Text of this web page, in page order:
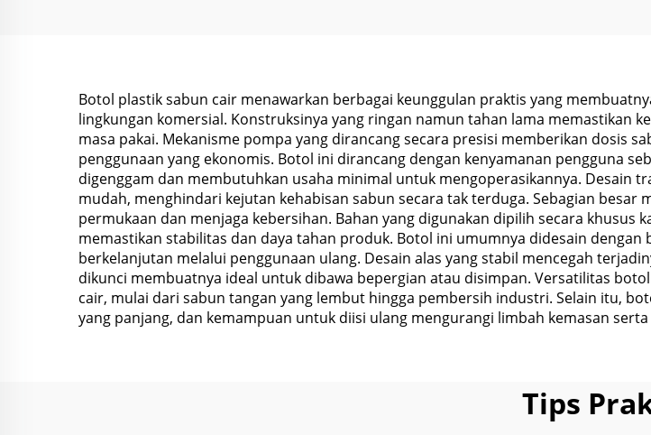
Botol plastik sabun cair menawarkan berbagai keunggulan praktis yang
lingkungan komersial. Konstruksinya yang ringan namun tahan lama memastikan
masa pakai. Mekanisme pompa yang dirancang secara presisi memberikan dosis
penggunaan yang ekonomis. Botol ini dirancang dengan kenyamanan pengguna
digenggam dan membutuhkan usaha minimal untuk mengoperasikannya. Desain
mudah, menghindari kejutan kehabisan sabun secara tak terduga. Sebagian
permukaan dan menjaga kebersihan. Bahan yang digunakan dipilih secara
memastikan stabilitas dan daya tahan produk. Botol ini umumnya didesain
berkelanjutan melalui penggunaan ulang. Desain alas yang stabil mencegah
dikunci membuatnya ideal untuk dibawa bepergian atau disimpan. Versatilitas
cair, mulai dari sabun tangan yang lembut hingga pembersih industri. Selain itu,
yang panjang, dan kemampuan untuk diisi ulang mengurangi limbah kemasan
Tips